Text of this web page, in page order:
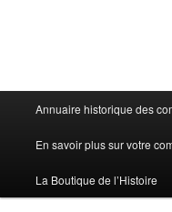
Menu
principal
Annuaire historique des
En savoir plus sur votre
La Boutique de l’Histoire